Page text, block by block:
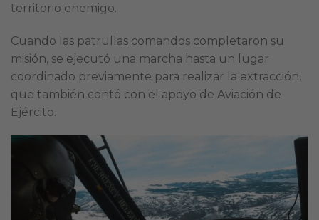
territorio enemigo.
Cuando las patrullas comandos completaron su
misión, se ejecutó una marcha hasta un lugar
coordinado previamente para realizar la extracción,
que también contó con el apoyo de Aviación de
Ejército.